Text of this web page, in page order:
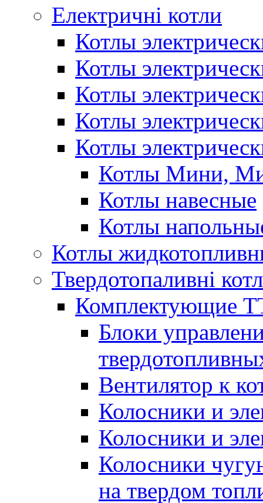
Електричні котли
Котлы
Котлы
Котлы
Котлы
Котлы
Котлы Мини,
Котлы навесные
Котлы
Котлы
Твердотопаливні
Комплектующие
Блоки
Вентилятор к
Колосники и
Колосники и
Колосники
на твердом